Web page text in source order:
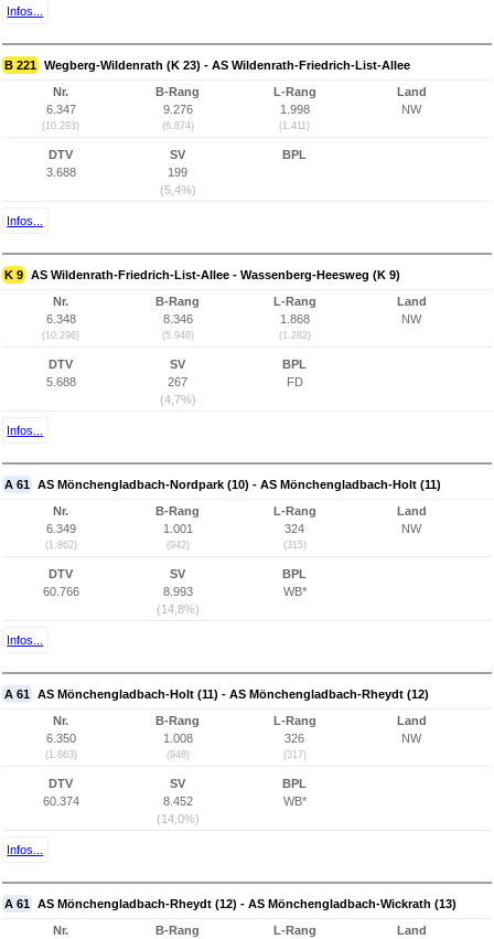
Infos...
B 221 Wegberg-Wildenrath (K 23) - AS Wildenrath-Friedrich-List-Allee
Nr.
6.347
(10.293)
B-Rang
9.276
(6.874)
L-Rang
1.998
(1.411)
Land
NW
DTV
3.688
SV
199
(5,4%)
BPL
Infos...
K 9 AS Wildenrath-Friedrich-List-Allee - Wassenberg-Heesweg (K 9)
Nr.
6.348
(10.296)
B-Rang
8.346
(5.946)
L-Rang
1.868
(1.282)
Land
NW
DTV
5.688
SV
267
(4,7%)
BPL
FD
Infos...
A 61 AS Mönchengladbach-Nordpark (10) - AS Mönchengladbach-Holt (11)
Nr.
6.349
(1.862)
B-Rang
1.001
(942)
L-Rang
324
(315)
Land
NW
DTV
60.766
SV
8.993
(14,8%)
BPL
WB*
Infos...
A 61 AS Mönchengladbach-Holt (11) - AS Mönchengladbach-Rheydt (12)
Nr.
6.350
(1.863)
B-Rang
1.008
(948)
L-Rang
326
(317)
Land
NW
DTV
60.374
SV
8.452
(14,0%)
BPL
WB*
Infos...
A 61 AS Mönchengladbach-Rheydt (12) - AS Mönchengladbach-Wickrath (13)
Nr. B-Rang L-Rang Land